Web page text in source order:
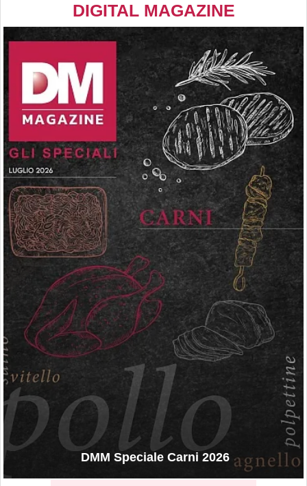
DIGITAL MAGAZINE
DMM Speciale Carni 2026